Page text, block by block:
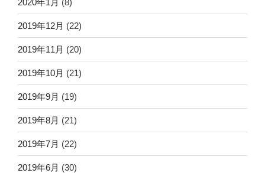
2019年12月 (22)
2019年11月 (20)
2019年10月 (21)
2019年9月 (19)
2019年8月 (21)
2019年7月 (22)
2019年6月 (30)